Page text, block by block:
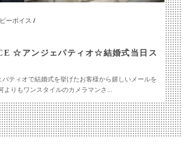
ーボイス /
☆アンジェパティオ☆結婚式当日ス
ティオで結婚式を挙げたお客様から嬉しいメールを
よりもワンスタイルのカメラマンさ...